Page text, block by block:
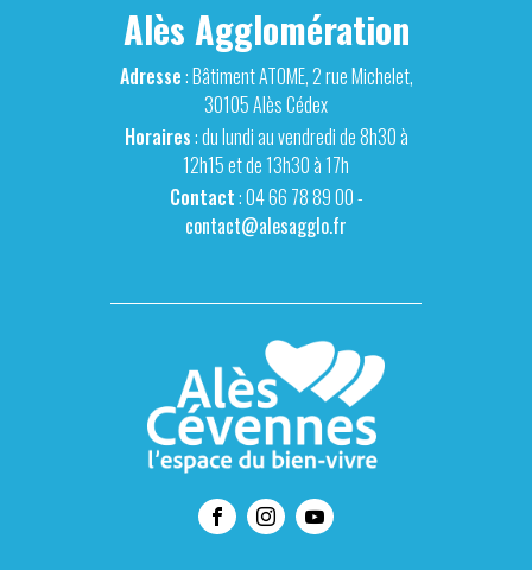
Alès Agglomération
Adresse: Bâtiment ATOME, 2 rue Michelet,
30105 Alès Cédex
Horaires: du lundi au vendredi de 8h30 à
12h15 et de 13h30 à 17h
Contact: 04 66 78 89 00 -
contact@alesagglo.fr